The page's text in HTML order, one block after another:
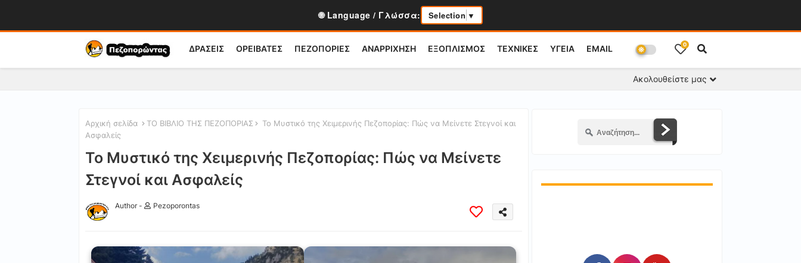
🌐 Language / Γλώσσα: Selection ▼
ΔΡΑΣΕΙΣ ΟΡΕΙΒΑΤΕΣ ΠΕΖΟΠΟΡΙΕΣ ΑΝΑΡΡΙΧΗΣΗ ΕΞΟΠΛΙΣΜΟΣ ΤΕΧΝΙΚΕΣ ΥΓΕΙΑ EMAIL 0
Ακολουθείστε μας
Αρχική σελίδα ΤΟ ΒΙΒΛΙΟ ΤΗΣ ΠΕΖΟΠΟΡΙΑΣ
Το Μυστικό της Χειμερινής Πεζοπορίας: Πώς να Μείνετε Στεγνοί και
Ασφαλείς
Το Μυστικό της Χειμερινής Πεζοπορίας: Πώς να Μείνετε
Στεγνοί και Ασφαλείς
Author - Pezoporontas